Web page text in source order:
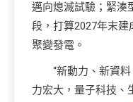
邁向熄滅試驗；緊湊
段，打算2027年末
聚變發電。
“新動力、新資
力宏大，量子科技、